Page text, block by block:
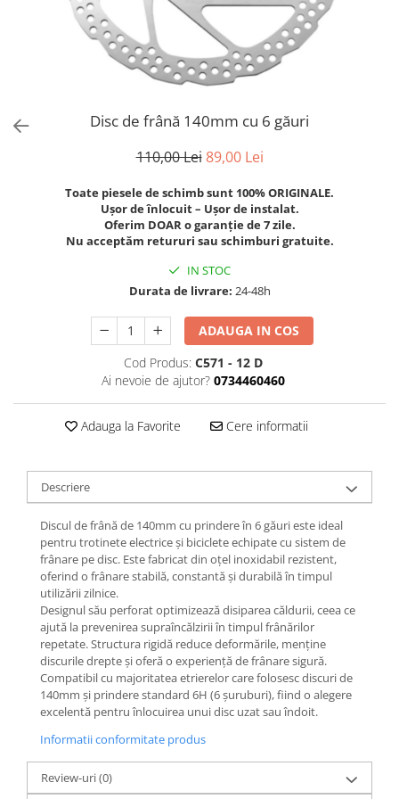
Trotinete Peste 3000 Lei
Trotinete cu Scaun
Trotinete cu Baterie Detașabilă
Trotinete cu Cheie
Trotinete cu Suspensii
Trotinete cu Ghidon Reglabil
Suporturi pentru telefon
Oglinzi retrovizoare
Ornamente, stickere & viniluri
KuKirin G3
KuKirin G2 Master
KuKirin V2
KuKirin M4 Max
KuKirin G2 Ultra
KuKirin T3
Anvelope pneumatice
Jante
Valve & extensii
Acceleratoare & comenzi
Display-uri / ecrane
Lumini / iluminare
Motoare
Cabluri motoare
Senzori Hall
Baterii
Controlere & Conversoare DC/DC
Încărcătoare
Prize de încărcare
Localizatoare GPS
Disc de frână 140mm cu 6 găuri
110,00 Lei 89,00 Lei
Toate piesele de schimb sunt 100% ORIGINALE.
Ușor de înlocuit – Ușor de instalat.
Oferim DOAR o garanție de 7 zile.
Nu acceptăm retururi sau schimburi gratuite.
IN STOC
Durata de livrare: 24-48h
ADAUGA IN COS
Cod Produs: C571 - 12 D
Ai nevoie de ajutor? 0734460460
Adauga la Favorite Cere informatii
Descriere
Discul de frână de 140mm cu prindere în 6 găuri este ideal
pentru trotinete electrice și biciclete echipate cu sistem de
frânare pe disc. Este fabricat din oțel inoxidabil rezistent,
oferind o frânare stabilă, constantă și durabilă în timpul
utilizării zilnice.
Designul său perforat optimizează disiparea căldurii, ceea ce
ajută la prevenirea supraîncălzirii în timpul frânărilor
repetate. Structura rigidă reduce deformările, menține
discurile drepte și oferă o experiență de frânare sigură.
Compatibil cu majoritatea etrierelor care folosesc discuri de
140mm și prindere standard 6H (6 șuruburi), fiind o alegere
excelentă pentru înlocuirea unui disc uzat sau îndoit.
Informatii conformitate produs
Review-uri(0)